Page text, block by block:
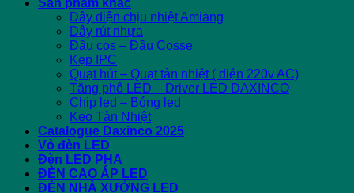
Sản phẩm khác
Dây điện chịu nhiệt Amiang
Dây rút nhựa
Đầu cos – Đầu Cosse
Kẹp IPC
Quạt hút – Quạt tản nhiệt ( điện 220v AC)
Tăng phô LED – Driver LED DAXINCO
Chip led – Bóng led
Keo Tản Nhiệt
Catalogue Daxinco 2025
Vỏ đèn LED
Đèn LED PHA
ĐÈN CAO ÁP LED
ĐÈN NHÀ XƯỞNG LED